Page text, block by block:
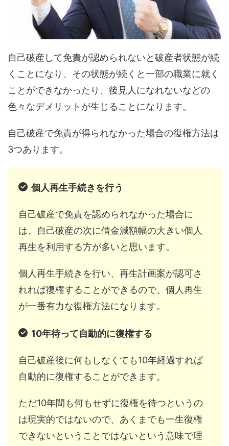
自己破産して免責が認められないと破産者状態が続
くことになり、その状態が続くと一部の職業に就く
ことができなかったり、後見人になれないなどの
色々なデメリットが生じることになります。
自己破産で免責が得られなかった場合の復権方法は
3つあります。
個人再生手続きを行う
自己破産で免責を認められなかった場合に
は、自己破産の次に借金減額幅の大きい個人
再生を利用する方が多いと思います。
個人再生手続きを行い、再生計画案が認可さ
れれば復権することができるので、個人再生
が一番有力な復権方法になります。
10年待って自動的に復権する
自己破産後に何もしなくても10年経過すれば
自動的に復権することができます。
ただ10年間も何もせずに復権を待つというの
は現実的ではないので、あくまでも一生復権
できないということではないという意味で理